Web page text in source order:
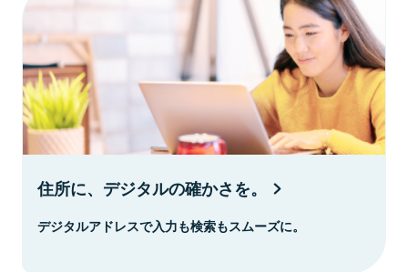
住所に、デジタルの確かさを。
デジタルアドレスで入力も検索もスムーズに。